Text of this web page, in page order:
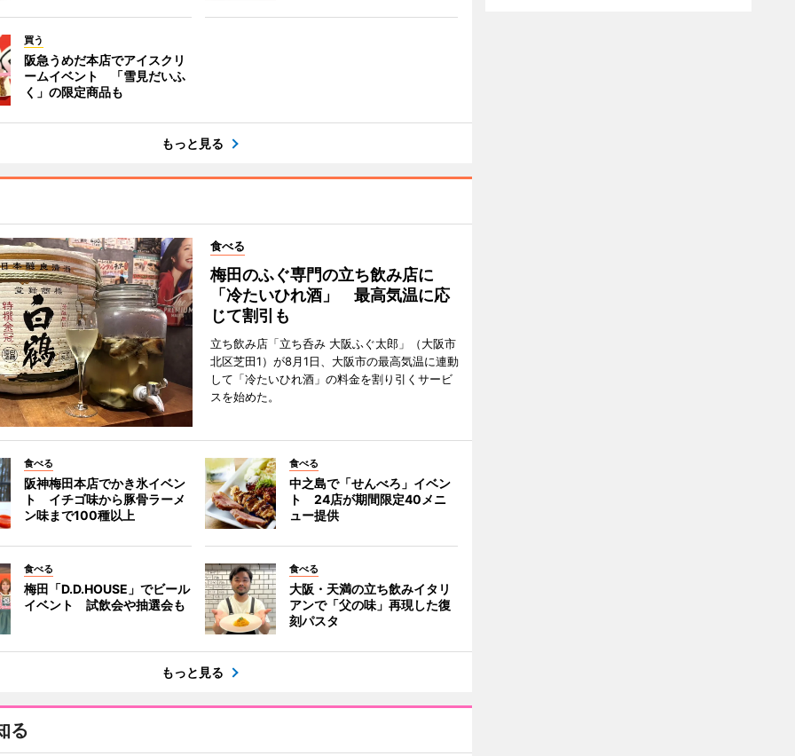
買う
阪急うめだ本店でアイスクリ
ームイベント 「雪見だいふ
く」の限定商品も
もっと見る
食べる
梅田のふぐ専門の立ち飲み店に
「冷たいひれ酒」 最高気温に応
じて割引も
立ち飲み店「立ち呑み 大阪ふぐ太郎」（大阪市
北区芝田1）が8月1日、大阪市の最高気温に連動
して「冷たいひれ酒」の料金を割り引くサービ
スを始めた。
食べる
阪神梅田本店でかき氷イベン
ト イチゴ味から豚骨ラーメ
ン味まで100種以上
食べる
中之島で「せんべろ」イベン
ト 24店が期間限定40メニ
ュー提供
食べる
梅田「D.D.HOUSE」でビール
イベント 試飲会や抽選会も
食べる
大阪・天満の立ち飲みイタリ
アンで「父の味」再現した復
刻パスタ
もっと見る
る